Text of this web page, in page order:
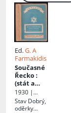
Ed.G. A
Farmakidis
Současné
Řecko:
(stát a
národ)
1930 |
"Vesmír" -
nakladatels
Stav Dobrý,
oděrky